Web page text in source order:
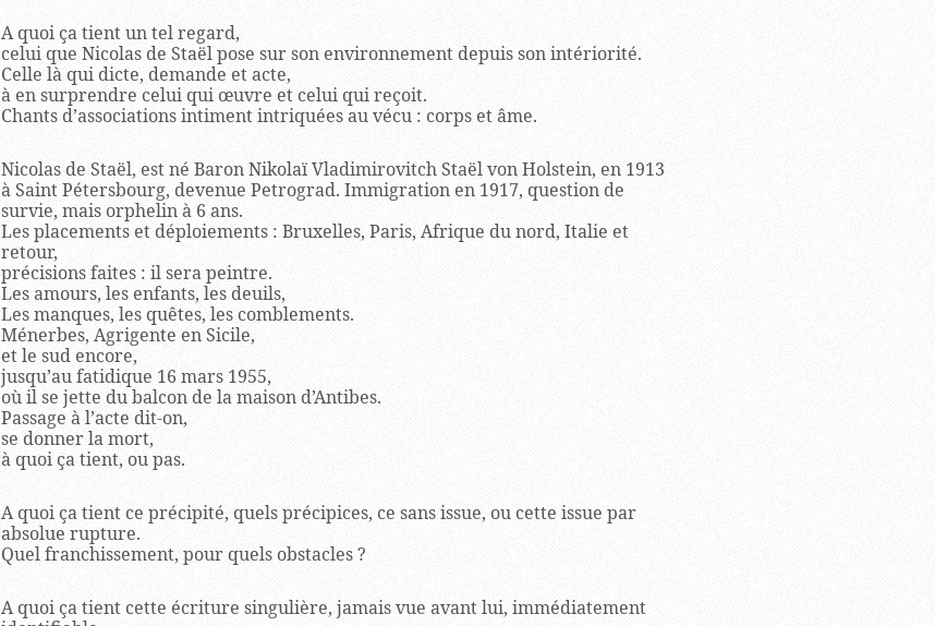
A quoi ça tient un tel regard,
celui que Nicolas de Staël pose sur son environnement depuis son intériorité.
Celle là qui dicte, demande et acte,
à en surprendre celui qui œuvre et celui qui reçoit.
Chants d’associations intiment intriquées au vécu : corps et âme.
Nicolas de Staël, est né Baron Nikolaï Vladimirovitch Staël von Holstein, en 1913
à Saint Pétersbourg, devenue Petrograd. Immigration en 1917, question de
survie, mais orphelin à 6 ans.
Les placements et déploiements : Bruxelles, Paris, Afrique du nord, Italie et
retour,
précisions faites : il sera peintre.
Les amours, les enfants, les deuils,
Les manques, les quêtes, les comblements.
Ménerbes, Agrigente en Sicile,
et le sud encore,
jusqu’au fatidique 16 mars 1955,
où il se jette du balcon de la maison d’Antibes.
Passage à l’acte dit-on,
se donner la mort,
à quoi ça tient, ou pas.
A quoi ça tient ce précipité, quels précipices, ce sans issue, ou cette issue par
absolue rupture.
Quel franchissement, pour quels obstacles ?
A quoi ça tient cette écriture singulière, jamais vue avant lui, immédiatement